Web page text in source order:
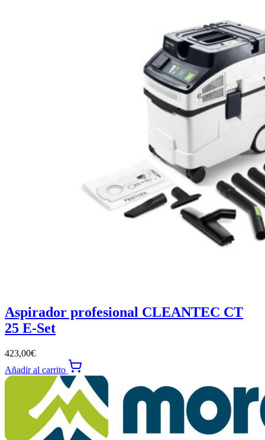
Aspirador profesional CLEANTEC CT
25 E-Set
423,00€
Añadir al carrito